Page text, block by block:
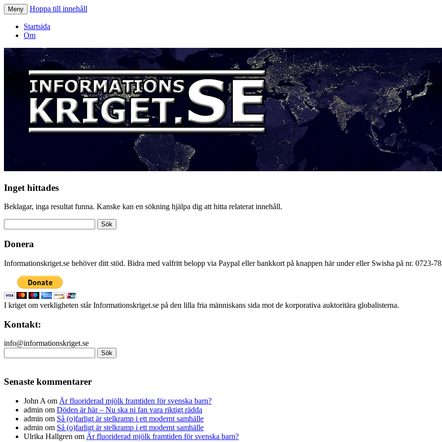
Informationskriget.se
Meny Hoppa till innehåll
Startsida
Om
Inget hittades
Beklagar, inga resultat funna. Kanske kan en sökning hjälpa dig att hitta relaterat innehåll.
efter:
Donera
Informationskriget.se behöver ditt stöd. Bidra med valfritt belopp via Paypal eller bankkort på knappen här under eller Swisha på nr. 0723-
I kriget om verkligheten står Informationskriget.se på den lilla fria människans sida mot de korporativa auktoritära globalisterna.
Kontakt:
info@informationskriget.se
efter:
Senaste kommentarer
John A om Är fluoriderad mjölk framtiden för svenska barn?
admin om Döden är här – Nu ska ni fan vara riktigt rädda
admin om Så (o)farligt är stelkramp i ett modernt samhälle
admin om Så (o)farligt är stelkramp i ett modernt samhälle
Ulrika Hallgren om Är fluoriderad mjölk framtiden för svenska barn?